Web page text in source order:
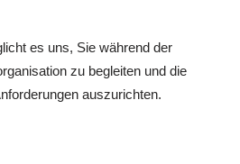
es uns, Sie während der
zu begleiten und die
auszurichten.